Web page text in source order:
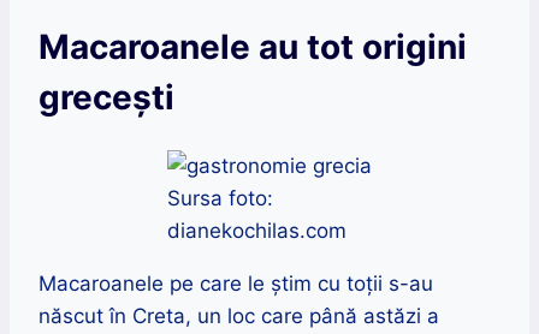
Macaroanele au tot origini
grecești
Sursa foto:
dianekochilas.com
Macaroanele pe care le știm cu toții s-au
născut în Creta, un loc care până astăzi a